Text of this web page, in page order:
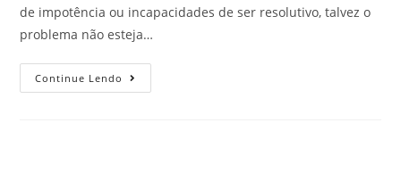
de impotência ou incapacidades de ser resolutivo, talvez o
problema não esteja…
Continue Lendo